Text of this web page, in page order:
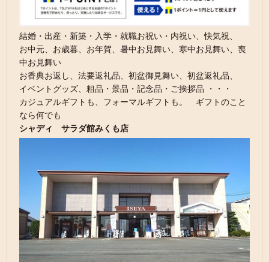
結婚・出産・新築・入学・就職お祝い・内祝い、快気祝、
お中元、お歳暮、お年賀、暑中お見舞い、寒中お見舞い、喪
中お見舞い
お香典お返し、法要返礼品、初盆御見舞い、初盆返礼品、
イベントグッズ、粗品・景品・記念品・ご挨拶品 ・・・
カジュアルギフトも、フォーマルギフトも。 ギフトのこと
なら何でも
シャディ サラダ館みくも店